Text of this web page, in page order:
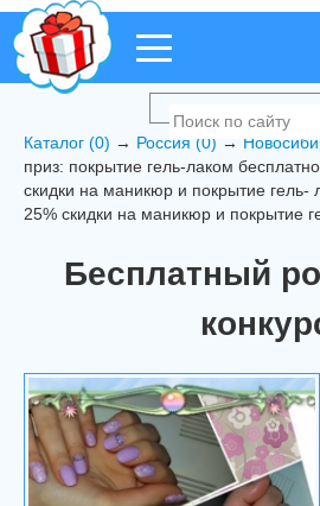
Каталог (0) → Россия (0) →
приз: покрытие гель-лаком
скидки на маникюр и покрытие гель-
25% скидки на маникюр и покрытие
Бесплатный